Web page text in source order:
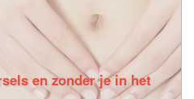
en zonder je in het